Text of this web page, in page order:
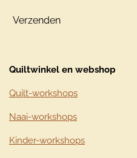
Verzenden
Quiltwinkel en webshop
Quilt-workshops
Naai-workshops
Kinder-workshops